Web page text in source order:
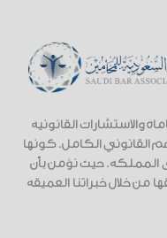
والاستشارات القانونية
القانوني الكامل. كونها
المملكة. حيث نؤمن بأن
من خلال خبراتنا العميقة